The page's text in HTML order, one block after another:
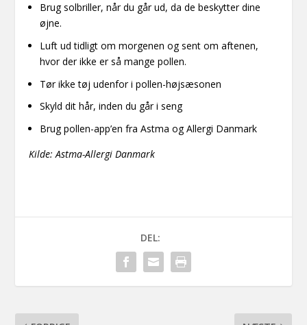
Brug solbriller, når du går ud, da de beskytter dine
øjne.
Luft ud tidligt om morgenen og sent om aftenen,
hvor der ikke er så mange pollen.
Tør ikke tøj udenfor i pollen-højsæsonen
Skyld dit hår, inden du går i seng
Brug pollen-app’en fra Astma og Allergi Danmark
Kilde: Astma-Allergi Danmark
DEL: